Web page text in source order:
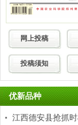
网上投稿
投稿须知
优新品种
江西德安县抢抓